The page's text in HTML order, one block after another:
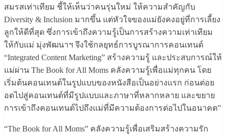
สมรสเท่าเทียม ชี้ให้เห็นว่าคนรุ่นใหม่ ให้ความสำคัญกับ
Diversity & Inclusion มากขึ้น แต่หัวใจของแม่ยังคงอยู่ที่การเลี้ยง
ลูกให้ดีที่สุด ซึ่งการเข้าถึงความรู้เป็นการสร้างความเท่าเทียม
ให้กับแม่ มุ่งพัฒนาฯ จึงใช้กลยุทธ์การบูรณาการคอนเทนต์
“Integrated Content Marketing” สร้างความรู้ และประสบการณ์ให้
แม่ผ่าน The Book for All Moms คลังความรู้เพื่อแม่ทุกคน โดย
เริ่มต้นคอนเทนต์ในรูปแบบของหนังสือเป็นอย่างแรก ก่อนต่อย
อดไปสู่คอนเทนต์ที่มีรูปแบบและภาษาที่หลากหลาย และขยาย
การเข้าถึงคอนเทนต์ไปถึงแม่ที่มีความต้องการต่อไปในอนาคต”
“The Book for All Moms” คลังความรู้เพื่อเสริมสร้างความรัก